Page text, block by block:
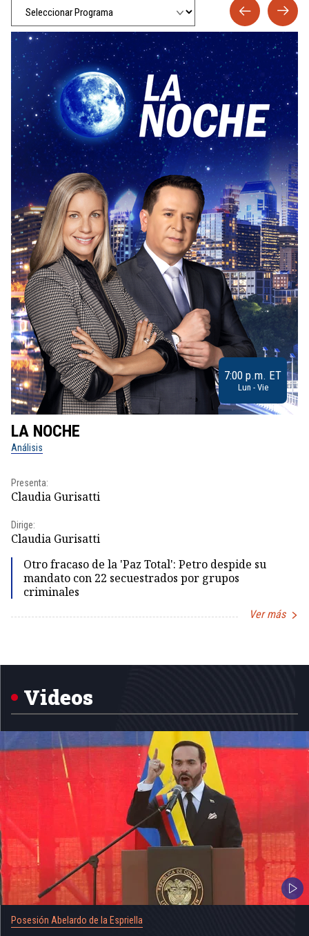
7:00 p.m. ET
Lun - Vie
LA NOCHE
Análisis
Presenta:
Claudia Gurisatti
Dirige:
Claudia Gurisatti
Otro fracaso de la 'Paz Total': Petro despide su
mandato con 22 secuestrados por grupos
criminales
Ver más
5
Videos
Posesión Abelardo de la Espriella